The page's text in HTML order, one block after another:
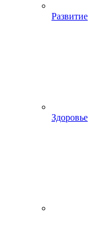
Развитие
Здоровье